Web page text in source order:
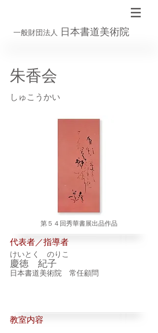
一般財団法人 日本書道美術院
朱香会
しゅこうかい
第５４回秀華書展出品作品
代表者／指導者
けいとく のりこ
慶徳 紀子
日本書道美術院 常任顧問
​教室内容